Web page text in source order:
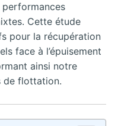
performances
Cette étude
pour la récupération
face à l’épuisement
ainsi notre
de flottation.